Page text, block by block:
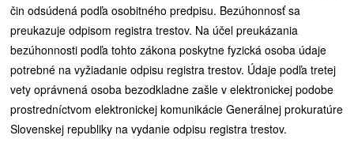
čin odsúdená podľa osobitného predpisu. Bezúhonnosť sa
preukazuje odpisom registra trestov. Na účel preukázania
bezúhonnosti podľa tohto zákona poskytne fyzická osoba údaje
potrebné na vyžiadanie odpisu registra trestov. Údaje podľa tretej
vety oprávnená osoba bezodkladne zašle v elektronickej podobe
prostredníctvom elektronickej komunikácie Generálnej prokuratúre
Slovenskej republiky na vydanie odpisu registra trestov.